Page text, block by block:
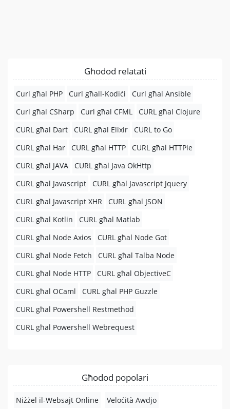
Għodod relatati
Curl għal PHP Curl għall-Kodiċi
Curl għal Ansible
Curl għal CSharp
Curl għal CFML
CURL għal Clojure
CURL għal Dart
CURL għal Elixir
CURL to Go
CURL għal Har
CURL għal HTTP
CURL għal HTTPie
CURL għal JAVA
CURL għal Java OkHttp
CURL għal Javascript
CURL għal Javascript Jquery
CURL għal Javascript XHR
CURL għal JSON
CURL għal Kotlin
CURL għal Matlab
CURL għal Node Axios
CURL għal Node Got
CURL għal Node Fetch
CURL għal Talba Node
CURL għal Node HTTP
CURL għal ObjectiveC
CURL għal OCaml
CURL għal PHP Guzzle
CURL għal Powershell Restmethod
CURL għal Powershell Webrequest
Għodod popolari
Niżżel il-Websajt Online
Veloċità Awdjo